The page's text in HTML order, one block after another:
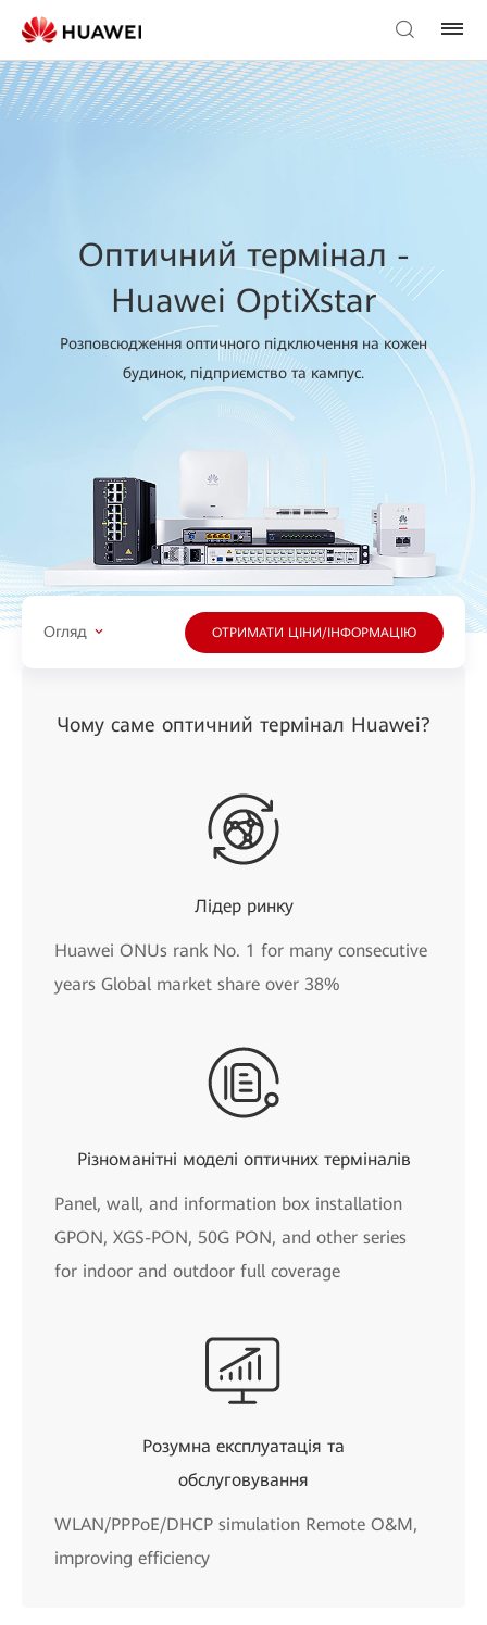
Оптичний термінал -
Huawei OptiXstar
Розповсюдження оптичного підключення на кожен
будинок, підприємство та кампус.
Огляд ОТРИМАТИ ЦІНИ/ІНФОРМАЦІЮ
Чому саме оптичний термінал Huawei?
Лідер ринку
Huawei ONUs rank No. 1 for many consecutive
years Global market share over 38%
Різноманітні моделі оптичних терміналів
Panel, wall, and information box installation
GPON, XGS-PON, 50G PON, and other series
for indoor and outdoor full coverage
Розумна експлуатація та
обслуговування
WLAN/PPPoE/DHCP simulation Remote O&M,
improving efficiency